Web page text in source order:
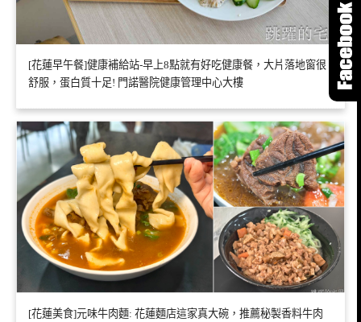
[花蓮早午餐]健康補給站-早上8點就有好吃健康餐，大片落地窗很
舒服，蛋白質十足! 門諾醫院健康管理中心大樓
[花蓮美食]元味牛肉麵: 花蓮麵店這家真大碗，推薦秘製香料牛肉